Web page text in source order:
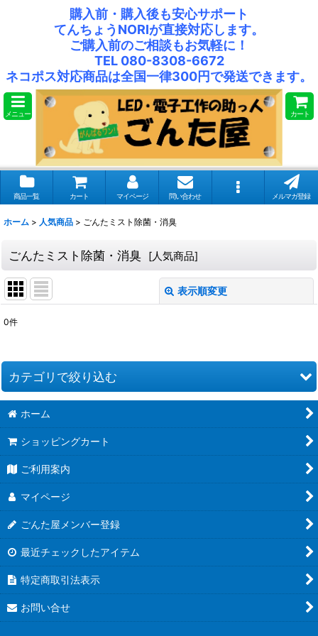
購入前・購入後も安心サポート
てんちょうNORIが直接対応します。
ご購入前のご相談もお気軽に！
TEL 080-8308-6672
ネコポス対応商品は全国一律300円で発送できます。
メニュー カート
商品一覧 カート マイページ 問い合わせ メルマガ登録
ホーム > 人気商品 > ごんたミスト除菌・消臭
ごんたミスト除菌・消臭 [人気商品]
表示順変更
サブカテゴリ
表示数
並び順 :
0件
カテゴリで絞り込む
ごんたミスト除菌・消臭 (全商品)
ごんたミスト
ミスト発生装置
ホーム
ショッピングカート
ご利用案内
マイページ
ごんた屋メンバー登録
最近チェックしたアイテム
特定商取引法表示
お問い合せ